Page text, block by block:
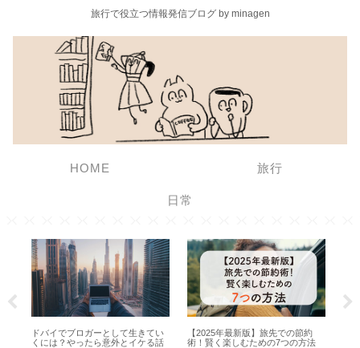
旅行で役立つ情報発信ブログ by minagen
HOME 旅行
日常
ドバイでブロガーとして生きてい
くには？やったら意外とイケる話
【2025年最新版】旅先での節約
術！賢く楽しむための7つの方法